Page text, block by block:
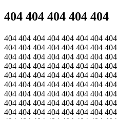
404 404 404 404 404
404 404 404 404 404 404 404
404 404 404 404 404 404 404
404 404 404 404 404 404 404
404 404 404 404 404 404 404
404 404 404 404 404 404 404
404 404 404 404 404 404 404
404 404 404 404 404 404 404
404 404 404 404 404 404 404
404 404 404 404 404 404 404